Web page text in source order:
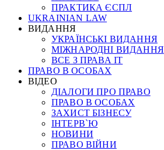
ПРАКТИКА ЄСПЛ
UKRAINIAN LAW
ВИДАННЯ
УКРАЇНСЬКІ ВИДАННЯ
МІЖНАРОДНІ ВИДАННЯ
ВСЕ З ПРАВА ІТ
ПРАВО В ОСОБАХ
ВІДЕО
ДІАЛОГИ ПРО ПРАВО
ПРАВО В ОСОБАХ
ЗАХИСТ БІЗНЕСУ
ІНТЕРВ`Ю
НОВИНИ
ПРАВО ВІЙНИ